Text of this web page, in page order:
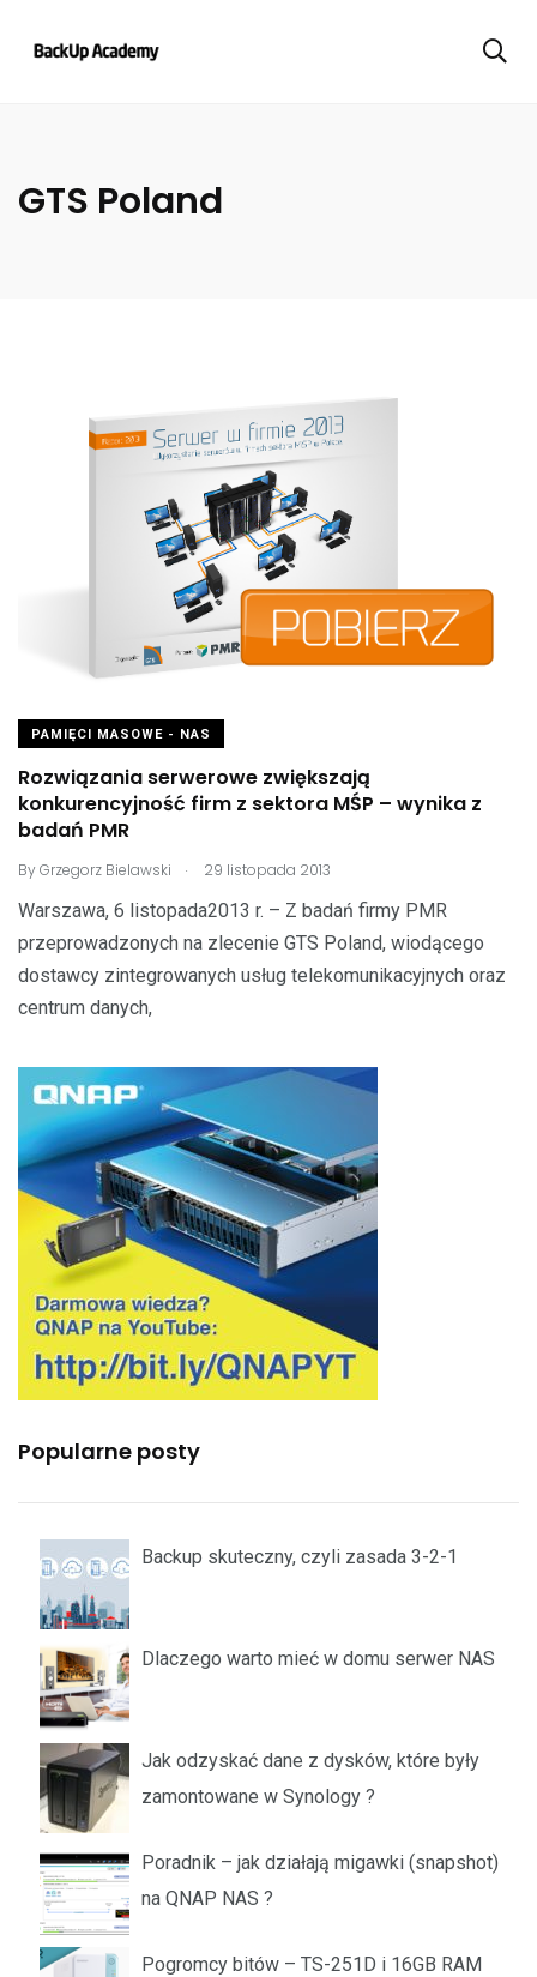
GTS Poland
PAMIĘCI MASOWE - NAS
Rozwiązania serwerowe zwiększają
konkurencyjność firm z sektora MŚP – wynika z
badań PMR
ByGrzegorz Bielawski . 29 listopada 2013
Warszawa, 6 listopada2013 r. – Z badań firmy PMR
przeprowadzonych na zlecenie GTS Poland, wiodącego
dostawcy zintegrowanych usług telekomunikacyjnych oraz
centrum danych,
Popularne posty
Backup skuteczny, czyli zasada 3-2-1
Dlaczego warto mieć w domu serwer NAS
Jak odzyskać dane z dysków, które były
zamontowane w Synology ?
Poradnik – jak działają migawki (snapshot)
na QNAP NAS ?
Pogromcy bitów – TS-251D i 16GB RAM